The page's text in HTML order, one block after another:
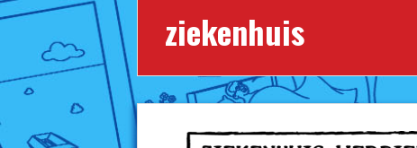
ziekenhuis